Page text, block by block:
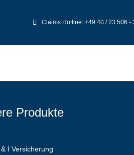
Claims Hotline: +49 40 / 23 506 -
Produkte
& I Versicherung